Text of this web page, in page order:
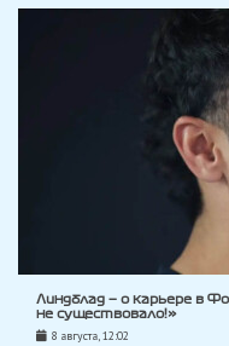
Линдблад — о карьере в
не существовало!»
8 августа, 12:02